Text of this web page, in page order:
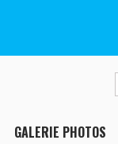
GALERIE PHOTOS